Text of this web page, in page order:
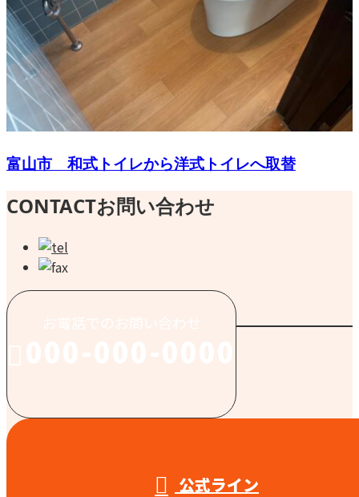
富山市 和式トイレから洋式トイレへ取替
CONTACTお問い合わせ
公式ライン